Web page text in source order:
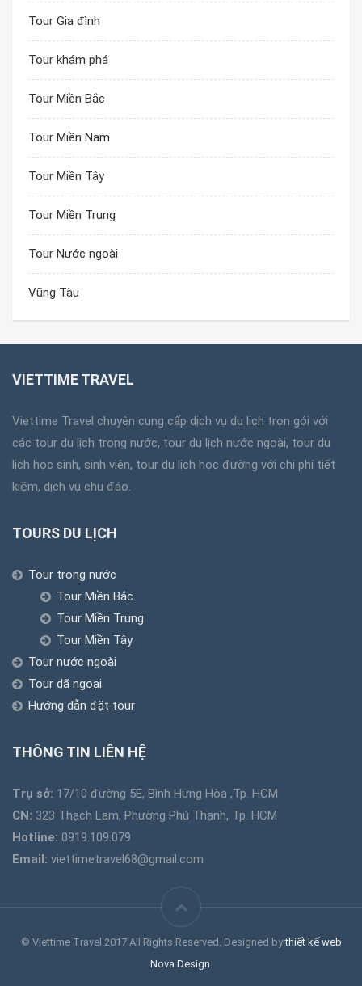
Tour Gia đình
Tour khám phá
Tour Miền Bắc
Tour Miền Nam
Tour Miền Tây
Tour Miền Trung
Tour Nước ngoài
Vũng Tàu
VIETTIME TRAVEL
Viettime Travel chuyên cung cấp dịch vụ du lịch trọn gói với
các tour du lịch trong nước, tour du lịch nước ngoài, tour du
lịch học sinh, sinh viên, tour du lịch học đường với chi phí tiết
kiệm, dịch vụ chu đáo.
TOURS DU LỊCH
Tour trong nước
Tour Miền Bắc
Tour Miền Trung
Tour Miền Tây
Tour nước ngoài
Tour dã ngoại
Hướng dẫn đặt tour
THÔNG TIN LIÊN HỆ
Trụ sở: 17/10 đường 5E, Bình Hưng Hòa ,Tp. HCM
CN: 323 Thạch Lam, Phường Phú Thạnh, Tp. HCM
Hotline: 0919.109.079
Email: viettimetravel68@gmail.com
© Viettime Travel 2017 All Rights Reserved. Designed bythiết kế web
Nova Design.